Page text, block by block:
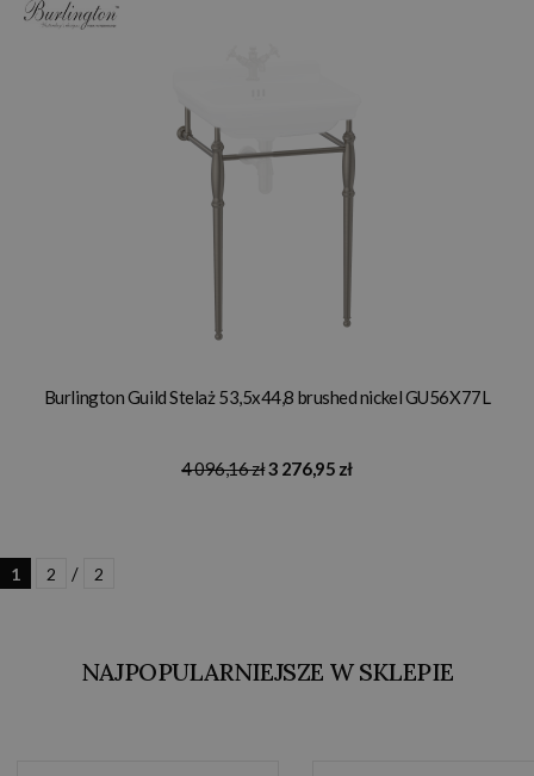
Burlington Guild Stelaż 53,5x44,8 brushed nickel GU56X77L
4 096,16 zł3 276,95 zł
1 2 / 2
NAJPOPULARNIEJSZE W SKLEPIE